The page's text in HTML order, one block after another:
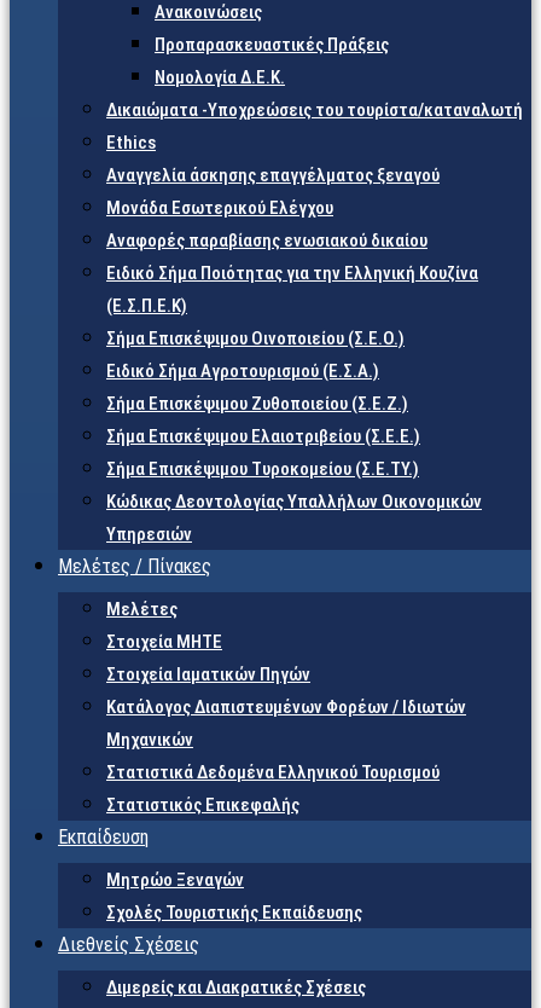
Ανακοινώσεις
Προπαρασκευαστικές Πράξεις
Νομολογία Δ.Ε.Κ.
Δικαιώματα -Υποχρεώσεις του τουρίστα/καταναλωτή
Ethics
Αναγγελία άσκησης επαγγέλματος ξεναγού
Μονάδα Εσωτερικού Ελέγχου
Αναφορές παραβίασης ενωσιακού δικαίου
Ειδικό Σήμα Ποιότητας για την Ελληνική Κουζίνα
(Ε.Σ.Π.Ε.Κ)
Σήμα Επισκέψιμου Οινοποιείου (Σ.Ε.Ο.)
Ειδικό Σήμα Αγροτουρισμού (Ε.Σ.Α.)
Σήμα Επισκέψιμου Ζυθοποιείου (Σ.Ε.Ζ.)
Σήμα Επισκέψιμου Ελαιοτριβείου (Σ.Ε.Ε.)
Σήμα Επισκέψιμου Τυροκομείου (Σ.Ε.TY.)
Κώδικας Δεοντολογίας Υπαλλήλων Οικονομικών
Υπηρεσιών
Μελέτες / Πίνακες
Μελέτες
Στοιχεία ΜΗΤΕ
Στοιχεία Ιαματικών Πηγών
Κατάλογος Διαπιστευμένων Φορέων / Ιδιωτών
Μηχανικών
Στατιστικά Δεδομένα Ελληνικού Τουρισμού
Στατιστικός Επικεφαλής
Εκπαίδευση
Μητρώο Ξεναγών
Σχολές Τουριστικής Εκπαίδευσης
Διεθνείς Σχέσεις
Διμερείς και Διακρατικές Σχέσεις